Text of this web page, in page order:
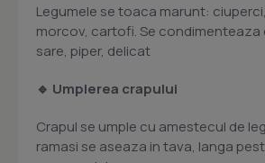
Legumele se toaca marunt:
morcov, cartofi. Se condimenteaza
sare, piper, delicat
🔹 Umplerea crapului
Crapul se umple cu amestecul de
ramasi se aseaza in tava, langa